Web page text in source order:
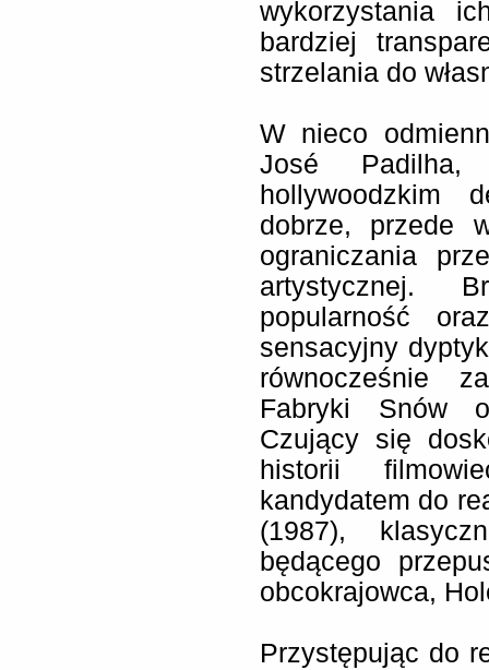
wykorzystania
bardziej
strzelania do
W nieco
José
hollywoodzkim
dobrze, przede
ograniczania
artystycznej.
popularność
sensacyjny
równocześnie
Fabryki Snów
Czujący się
historii
kandydatem do
(1987),
będącego
obcokrajowca,
Przystępując do